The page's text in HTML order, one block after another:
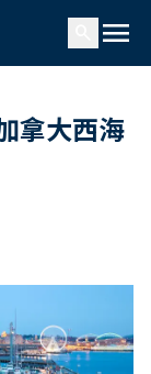
menu
拿大西海